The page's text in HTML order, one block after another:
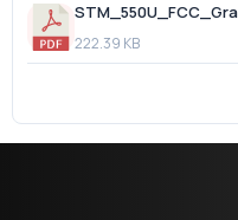
222.39 KB